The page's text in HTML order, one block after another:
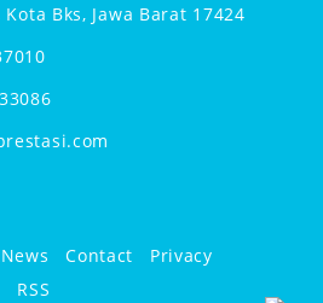
Bks, Jawa Barat 17424
News Contact
Privacy
RSS